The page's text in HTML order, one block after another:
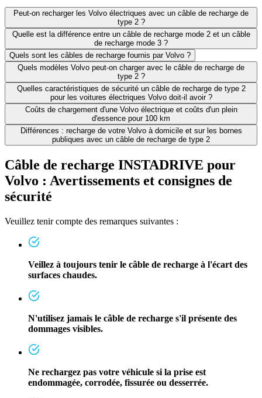
Peut-on recharger les Volvo électriques avec un câble de recharge de
type 2 ?
Quelle est la différence entre un câble de recharge mode 2 et un câble
de recharge mode 3 ?
Quels sont les câbles de recharge fournis par Volvo ?
Quels modèles Volvo peut-on charger avec le câble de recharge de
type 2 ?
Quelles caractéristiques de sécurité un câble de recharge de type 2
pour les voitures électriques Volvo doit-il avoir ?
Coûts de chargement d'une Volvo électrique et coûts d'un plein
d'essence pour 100 km
Différences : recharge de votre Volvo à domicile et sur les bornes
publiques avec un câble de recharge de type 2
Câble de recharge INSTADRIVE pour
Volvo : Avertissements et consignes de
sécurité
Veuillez tenir compte des remarques suivantes :
Veillez à toujours tenir le câble de recharge à l'écart des
surfaces chaudes.
N'utilisez jamais le câble de recharge s'il présente des
dommages visibles.
Ne rechargez pas votre véhicule si la prise est
endommagée, corrodée, fissurée ou desserrée.